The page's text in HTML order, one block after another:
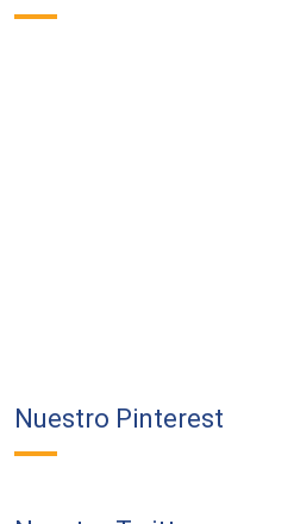
Nuestro Pinterest